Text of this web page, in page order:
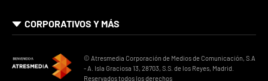
CORPORATIVOS Y MÁS
© Atresmedia Corporación de Medios de Comunicación, S.A
- A. Isla Graciosa 13, 28703, S.S. de los Reyes, Madrid.
Reservados todos los derechos